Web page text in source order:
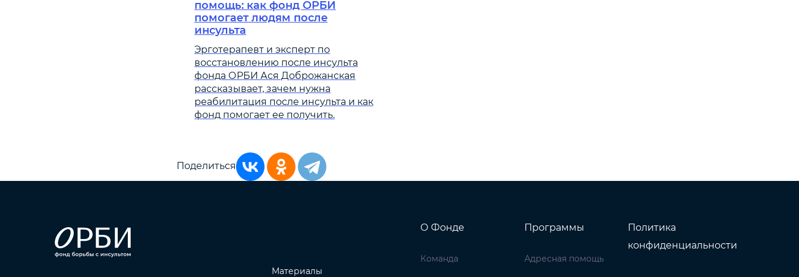
помощь: как фонд ОРБИ
помогает людям после
инсульта
Эрготерапевт и эксперт по
восстановлению после инсульта
фонда ОРБИ Ася Доброжанская
рассказывает, зачем нужна
реабилитация после инсульта и как
фонд помогает ее получить.
Поделиться
Материалы
О Фонде
Команда
Программы
Адресная помощь
Политика
конфиденциальности